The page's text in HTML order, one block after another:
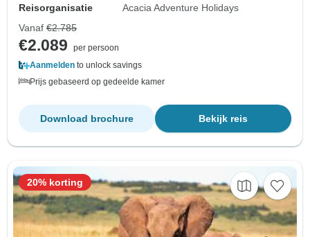
Reisorganisatie
Acacia Adventure Holidays
Vanaf €2.785
€2.089
per persoon
Aanmelden to unlock savings
Prijs gebaseerd op gedeelde kamer
Bekijk reis
Download brochure
20% korting